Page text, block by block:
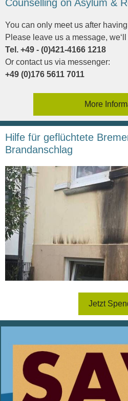
Counselling on Asylum &
You can only meet us after
Please leave us a message,
Tel. +49 - (0)421-4166 1218
Or contact us via messenger:
+49 (0)176 5611 7011
More
Hilfe für geflüchtete
Brandanschlag
Jetzt